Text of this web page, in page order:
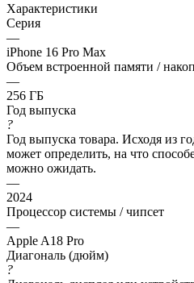
Характеристики
Серия
—
iPhone 16 Pro Max
Объем встроенной памяти /
—
256 ГБ
Год выпуска
?
Год выпуска товара. Исходя из
может определить, на что
можно ожидать.
—
2024
Процессор системы / чипсет
—
Apple A18 Pro
Диагональ (дюйм)
?